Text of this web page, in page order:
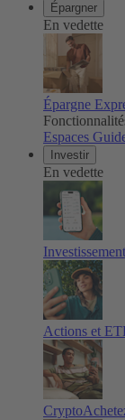
Épargner
En vedette
Épargne
Espaces
Investir
En vedette
Actions et
Crypto